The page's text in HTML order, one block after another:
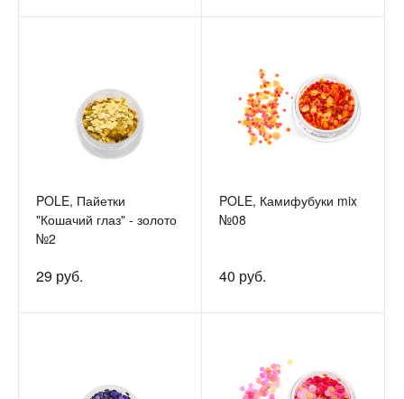
POLE, Пайетки
"Кошачий глаз" - золото
№2
29 руб.
POLE, Камифубуки mix
№08
40 руб.